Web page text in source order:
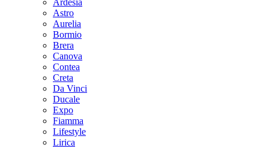
Ardesia
Astro
Aurelia
Bormio
Brera
Canova
Contea
Creta
Da Vinci
Ducale
Expo
Fiamma
Lifestyle
Lirica